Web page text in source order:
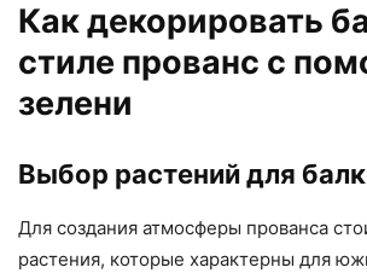
Как декорировать
стиле прованс с
зелени
Выбор растений для
Для создания атмосферы прованса
растения, которые характерны для